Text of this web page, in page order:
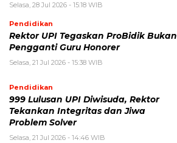
Selasa, 28 Jul 2026 - 15:18 WIB
Pendidikan
Rektor UPI Tegaskan ProBidik Bukan
Pengganti Guru Honorer
Selasa, 21 Jul 2026 - 15:38 WIB
Pendidikan
999 Lulusan UPI Diwisuda, Rektor
Tekankan Integritas dan Jiwa
Problem Solver
Selasa, 21 Jul 2026 - 14:46 WIB